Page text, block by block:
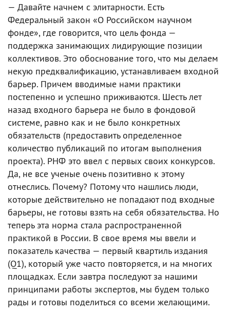
— Давайте начнем с элитарности. Есть
Федеральный закон «О Российском научном
фонде», где говорится, что цель фонда —
поддержка занимающих лидирующие позиции
коллективов. Это обоснование того, что мы делаем
некую предквалификацию, устанавливаем входной
барьер. Причем вводимые нами практики
постепенно и успешно приживаются. Шесть лет
назад входного барьера не было в фондовой
системе, равно как и не было конкретных
обязательств (предоставить определенное
количество публикаций по итогам выполнения
проекта). РНФ это ввел с первых своих конкурсов.
Да, не все ученые очень позитивно к этому
отнеслись. Почему? Потому что нашлись люди,
которые действительно не попадают под входные
барьеры, не готовы взять на себя обязательства. Но
теперь эта норма стала распространенной
практикой в России. В свое время мы ввели и
показатель качества — первый квартиль издания
(Q1), который уже часто повторяется, и на многих
площадках. Если завтра последуют за нашими
принципами работы экспертов, мы будем только
рады и готовы поделиться со всеми желающими.